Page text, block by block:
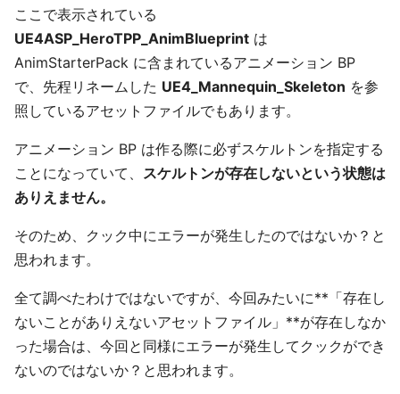
ここで表示されている
UE4ASP_HeroTPP_AnimBlueprint は
AnimStarterPack に含まれているアニメーション BP
で、先程リネームした UE4_Mannequin_Skeleton を参
照しているアセットファイルでもあります。
アニメーション BP は作る際に必ずスケルトンを指定する
ことになっていて、 スケルトンが存在しないという状態は
ありえません。
そのため、クック中にエラーが発生したのではないか？と
思われます。
全て調べたわけではないですが、今回みたいに**「存在し
ないことがありえないアセットファイル」**が存在しなか
った場合は、今回と同様にエラーが発生してクックができ
ないのではないか？と思われます。